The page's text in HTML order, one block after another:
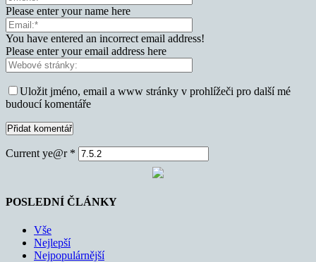
Please enter your name here
You have entered an incorrect email address!
Please enter your email address here
Uložit jméno, email a www stránky v prohlížeči pro další mé
budoucí komentáře
Current ye@r *
POSLEDNÍ ČLÁNKY
Vše
Nejlepší
Nejpopulárnější